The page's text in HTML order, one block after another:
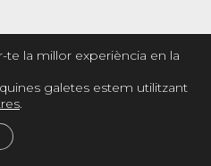
3, 08184 Palau-solità i
834
la millor experiència en la
galetes estem utilitzant
.